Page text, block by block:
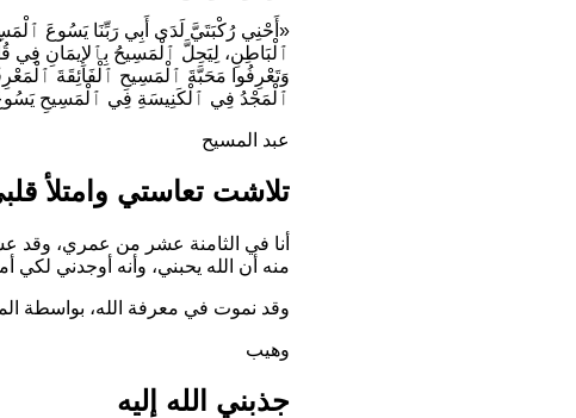
«أَحْنِي رُكْبَتَيَّ لَدَى أَبِي رَبِّنَا يَسُوعَ
ٱلْبَاطِنِ، لِيَحِلَّ ٱلْمَسِيحُ بِٱلإِيمَانِ
وَتَعْرِفُوا مَحَبَّةَ ٱلْمَسِيحِ ٱلْفَائِقَةَ
ٱلْمَجْدُ فِي ٱلْكَنِيسَةِ فِي ٱلْمَسِيحِ
عبد المسيح
تلاشت تعاستي وامتلأ
أنا في الثامنة عشر من عمري، وقد
منه أن الله يحبني، وأنه أوجدني لكي
وقد نموت في معرفة الله، بواسطة
وهيب
جذبني الله إليه